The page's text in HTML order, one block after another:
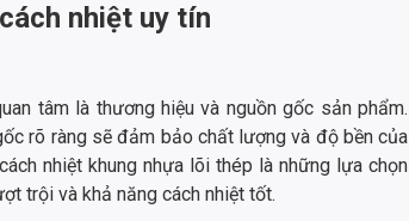
nhiệt uy tín
tâm là thương hiệu và nguồn gốc sản phẩm.
rõ ràng sẽ đảm bảo chất lượng và độ bền của
nhiệt khung nhựa lõi thép là những lựa chọn
trội và khả năng cách nhiệt tốt.